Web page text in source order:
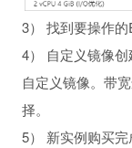
3） 找到要操作的
4） 自定义镜像
自定义镜像。带
择。
5） 新实例购买